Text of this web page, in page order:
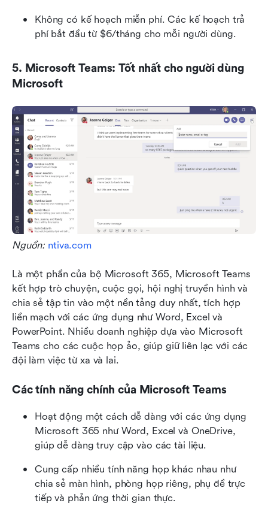
Không có kế hoạch miễn phí. Các kế hoạch trả
phí bắt đầu từ $6/tháng cho mỗi người dùng.
5. Microsoft Teams: Tốt nhất cho người dùng
Microsoft
Nguồn: ntiva.com
Là một phần của bộ Microsoft 365, Microsoft Teams
kết hợp trò chuyện, cuộc gọi, hội nghị truyền hình và
chia sẻ tập tin vào một nền tảng duy nhất, tích hợp
liền mạch với các ứng dụng như Word, Excel và
PowerPoint. Nhiều doanh nghiệp dựa vào Microsoft
Teams cho các cuộc họp ảo, giúp giữ liên lạc với các
đội làm việc từ xa và lai.
Các tính năng chính của Microsoft Teams
Hoạt động một cách dễ dàng với các ứng dụng
Microsoft 365 như Word, Excel và OneDrive,
giúp dễ dàng truy cập vào các tài liệu.
Cung cấp nhiều tính năng họp khác nhau như
chia sẻ màn hình, phòng họp riêng, phụ đề trực
tiếp và phản ứng thời gian thực.